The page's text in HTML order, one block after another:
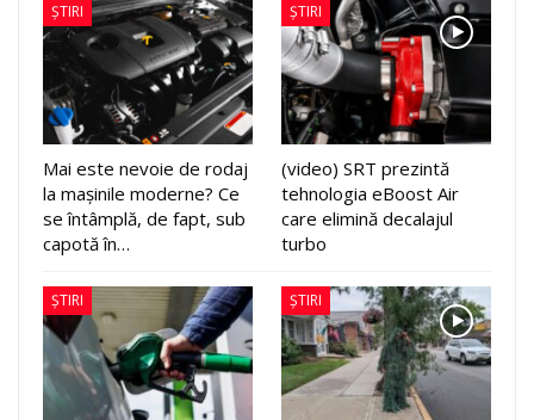
ȘTIRI
Mai este nevoie de rodaj
la mașinile moderne? Ce
se întâmplă, de fapt, sub
capotă în…
ȘTIRI
(video) SRT prezintă
tehnologia eBoost Air
care elimină decalajul
turbo
ȘTIRI ȘTIRI